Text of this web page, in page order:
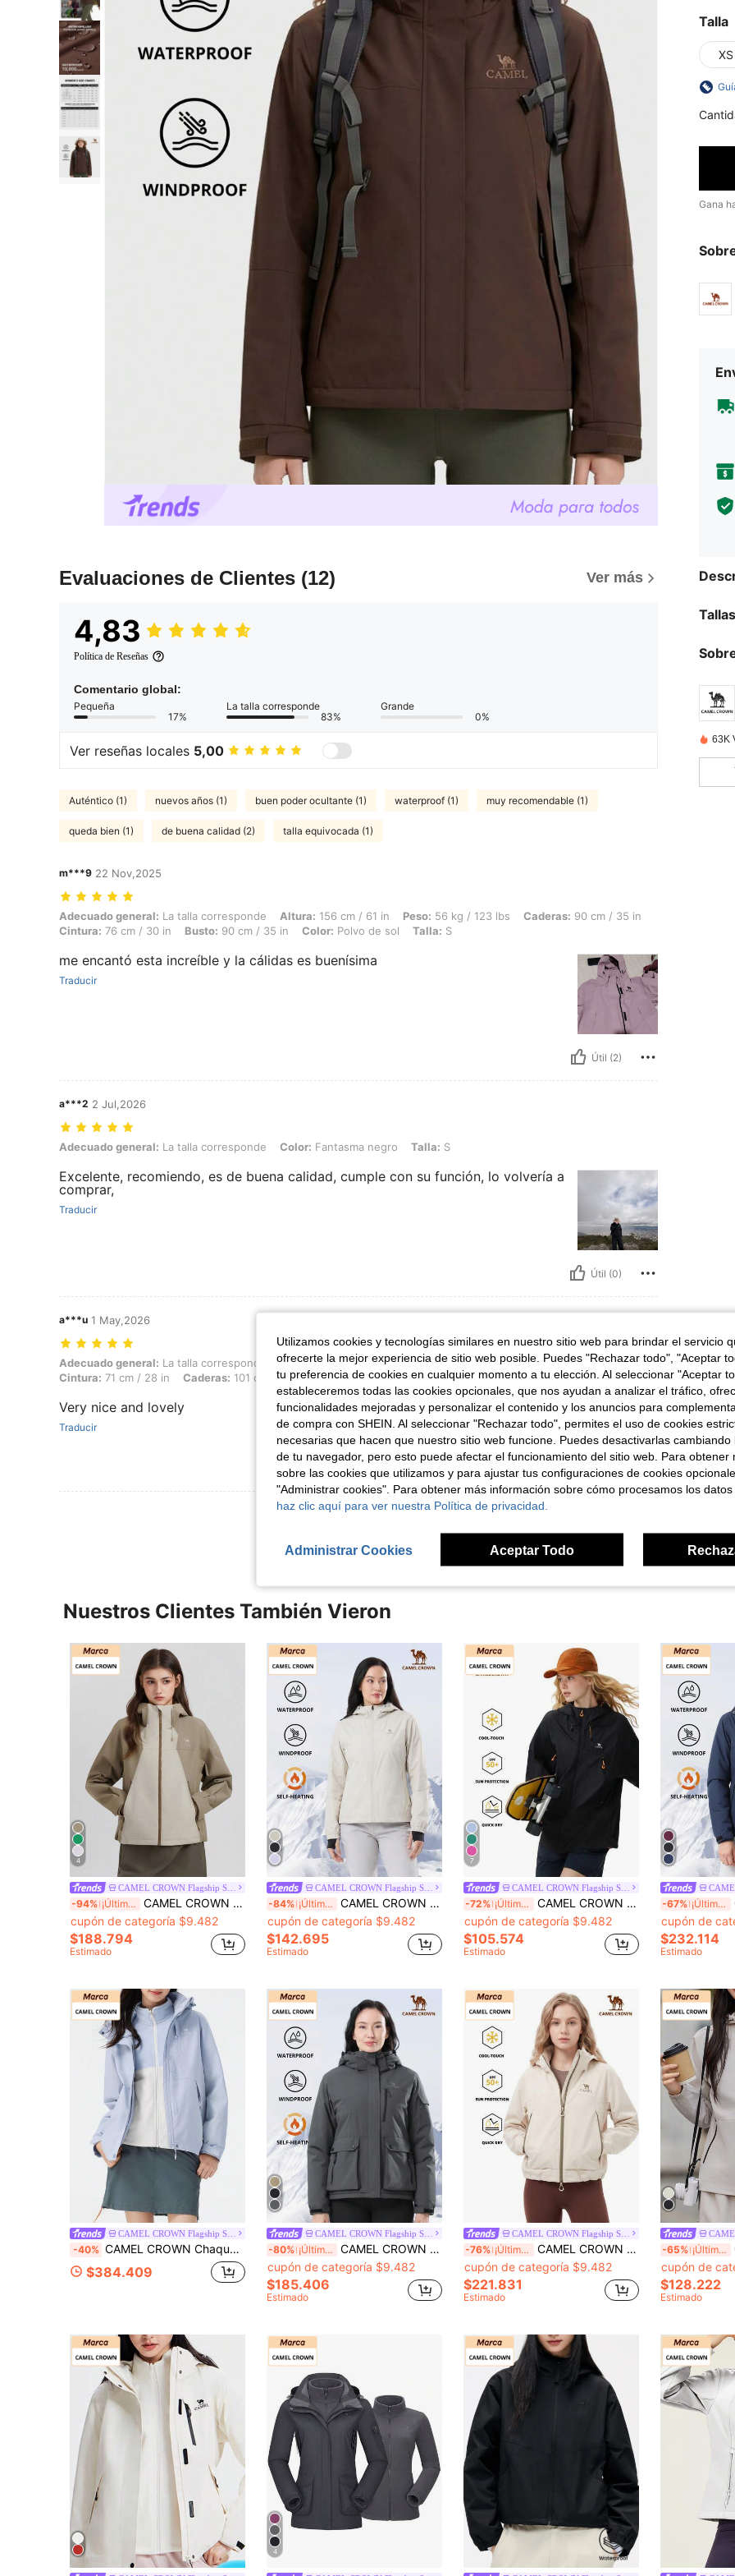
Evaluaciones de Clientes (12) Ver más
4,83
Política de Reseñas
Comentario global:
Pequeña
17%
La talla corresponde
83%
Grande
0%
Ver reseñas locales 5,00
Auténtico (1) nuevos años (1) buen poder ocultante (1) waterproof (1) muy recomendable (1)
queda bien (1) de buena calidad (2) talla equivocada (1)
m***9 22 Nov,2025
Adecuado general: La talla corresponde, Altura: 156 cm / 61 in, Peso: 56 kg / 123 lbs, Caderas: 90 cm / 35 in, Cintura: 76 cm / 30 in, Busto: 90 cm / 35
Adecuado general: La talla corresponde Altura: 156 cm / 61 in Peso: 56 kg / 123 lbs Caderas: 90 cm / 35 in
Cintura: 76 cm / 30 in Busto: 90 cm / 35 in Color: Polvo de sol Talla: S
me encantó esta increíble y la cálidas es buenísima
Traducir
Útil (2)
a***2 2 Jul,2026
Adecuado general: La talla corresponde, Color: Fantasma negro, Talla: S
Adecuado general: La talla corresponde Color: Fantasma negro Talla: S
Excelente, recomiendo, es de buena calidad, cumple con su función, lo volvería a
comprar,
Traducir
Útil (0)
a***u 1 May,2026
Adecuado general: La talla corresponde, Altura: 165 cm / 65 in, Peso: 60 kg / 132 lbs, Busto: 90 cm / 35 in, Cintura: 71 cm / 28 in, Caderas: 101 cm /
Adecuado general: La talla corresponde Altura:165 cm / 65 in Peso: 60 kg / 132 lbs Busto:90 cm / 35 in
Cintura: 71 cm / 28 in Caderas: 101 cm / 40 in Color: Café oscuro Talla:S
Very nice and lovely
Traducir
Útil (2)
Ver Más Reseñas
Talla
XS
Gana
63K
Nuestros Clientes También Vieron
4
CAMEL CROWN Flagship Store
-94% ¡Últimos 2 días
CAMEL CROWN Chaqueta cortavientos de primavera para mujer, chaqueta ligera impermeable y transpirable con capucha casual, adecuada para senderismo, camping y deportes
cupón de categoría $9.482
$188.794
Estimado
CAMEL CROWN Flagship Store
-84% ¡Últimos 2 días
CAMEL CROWN Chaqueta de boxeo de mujer de capa suave, chaqueta deportiva de otoño/invierno, chaqueta impermeable y cortavientos con forro polar
cupón de categoría $9.482
$142.695
Estimado
7
CAMEL CROWN Flagship Store
-72% ¡Últimos 2 días
CAMEL CROWN Chaqueta ligera y transpirable de protección solar para mujer, para verano
cupón de categoría $9.482
$105.574
Estimado
-67% ¡Últimos 2 días
cupón de
$232.114
Estimado
CAMEL CROWN Flagship Store
-40% CAMEL CROWN Chaqueta de esquí para mujer impermeable 3 en 1 con forro polar interno cálido y a prueba de viento para nieve, excursionismo al aire libre
$384.409
CAMEL CROWN Flagship Store
-80% ¡Últimos 2 días
CAMEL CROWN Chaqueta de esquí impermeable para mujer, abrigo de nieve cálido de invierno, cortavientos con capucha para esquí al aire libre
cupón de categoría $9.482
$185.406
Estimado
CAMEL CROWN Flagship Store
-76% ¡Últimos 2 días
CAMEL CROWN Chaqueta cortavientos de una sola capa para mujer, chaqueta ligera y resistente al agua para senderismo al aire libre en primavera/verano
cupón de categoría $9.482
$221.831
Estimado
-65% ¡Últimos 2 días
cupón de
$128.222
Estimado
4
Utilizamos cookies y tecnologías similares en nuestro sitio web para brindar el servicio
ofrecerte la mejor experiencia de sitio web posible. Puedes "Rechazar todo", "Aceptar
tu preferencia de cookies en cualquier momento a tu elección. Al seleccionar "Aceptar
estableceremos todas las cookies opcionales, que nos ayudan a analizar el tráfico,
funcionalidades mejoradas y personalizar el contenido y los anuncios para
de compra con SHEIN. Al seleccionar "Rechazar todo", permites el uso de cookies
necesarias que hacen que nuestro sitio web funcione. Puedes desactivarlas cambiando
de tu navegador, pero esto puede afectar el funcionamiento del sitio web. Para obtener
sobre las cookies que utilizamos y para ajustar tus configuraciones de cookies
"Administrar cookies". Para obtener más información sobre cómo procesamos los datos
haz clic aquí para ver nuestra Política de privacidad.
Administrar Cookies Aceptar Todo